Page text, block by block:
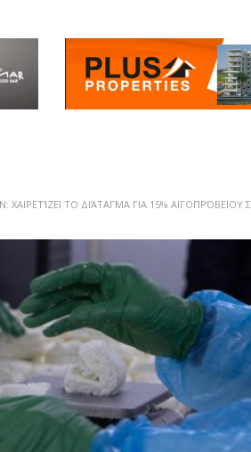
ΤΟ ΔΙΆΤΑΓΜΑ ΓΙΑ 15% ΑΙΓΟΠΡΌΒΕΙΟΥ